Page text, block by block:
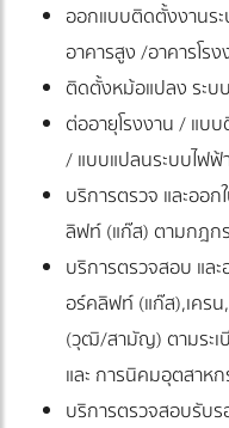
ออกแบบติดตั้งงานร
อาคารสูง /อาคารโร
ติดตั้งหม้อแปลง ระบ
ต่ออายุโรงงาน / แบ
/ แบบแปลนระบบไฟ
บริการตรวจ และออ
ลิฟท์ (แก๊ส) ตามกฎก
บริการตรวจสอบ แล
อร์คลิฟท์ (แก๊ส),เคร
(วุฒิ/สามัญ) ตามระเ
และ การนิคมอุตสาห
บริการตรวจสอบรับ